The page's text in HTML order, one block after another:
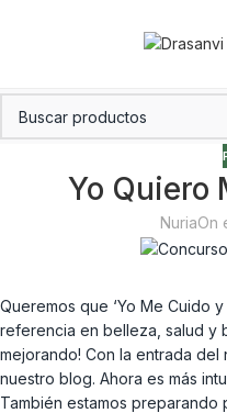
Yo Quiero
NuriaOn
Queremos que ‘Yo Me Cuido
referencia en belleza, salud y
mejorando! Con la entrada
nuestro blog. Ahora es más
También estamos